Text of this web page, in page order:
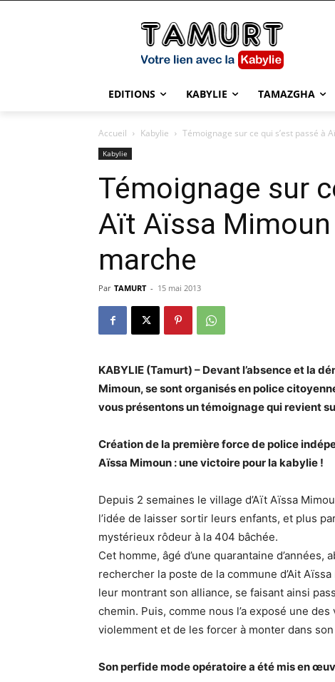
EDITIONS KABYLIE TAMAZGHA
Accueil Kabylie Témoignage sur ce qui s’est passé à
Kabylie
Témoignage sur
Aït Aïssa
marche
Par TAMURT - 15 mai 2013
KABYLIE (Tamurt) – Devant l’absence et la
Mimoun, se sont organisés en police
vous présentons un témoignage qui revient
Création de la première force de police
Aïssa Mimoun : une victoire pour la kabylie !
Depuis 2 semaines le village d’Aït Aïssa
l’idée de laisser sortir leurs enfants, et plus
mystérieux rôdeur à la 404 bâchée.
Cet homme, âgé d’une quarantaine
rechercher la poste de la commune d’Ait
leur montrant son alliance, se faisant ainsi
chemin. Puis, comme nous l’a exposé une
violemment et de les forcer à monter dans
Son perfide mode opératoire a été mis en